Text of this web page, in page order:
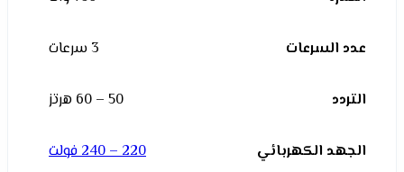
عدد السرعات 3 سرعات
التردد 50 – 60 هرتز
الجهد الكهربائي 220 – 240 فولت